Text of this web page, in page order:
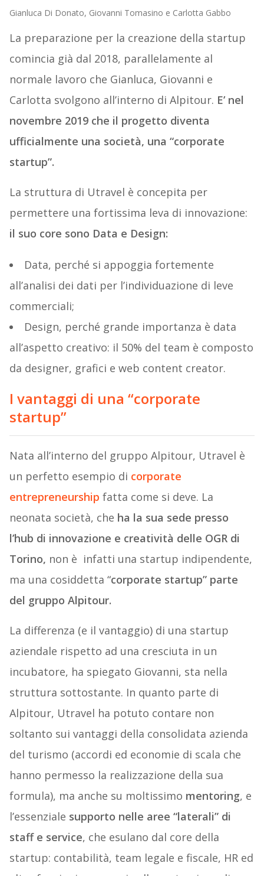
Gianluca Di Donato, Giovanni Tomasino e Carlotta Gabbo
La preparazione per la creazione della startup
comincia già dal 2018, parallelamente al
normale lavoro che Gianluca, Giovanni e
Carlotta svolgono all’interno di Alpitour. E’ nel
novembre 2019 che il progetto diventa
ufficialmente una società, una “corporate
startup”.
La struttura di Utravel è concepita per
permettere una fortissima leva di innovazione:
il suo core sono Data e Design:
Data, perché si appoggia fortemente
all’analisi dei dati per l’individuazione di leve
commerciali;
Design, perché grande importanza è data
all’aspetto creativo: il 50% del team è composto
da designer, grafici e web content creator.
I vantaggi di una “corporate
startup”
Nata all’interno del gruppo Alpitour, Utravel è
un perfetto esempio di corporate
entrepreneurship fatta come si deve. La
neonata società, che ha la sua sede presso
l’hub di innovazione e creatività delle OGR di
Torino, non è infatti una startup indipendente,
ma una cosiddetta “corporate startup” parte
del gruppo Alpitour.
La differenza (e il vantaggio) di una startup
aziendale rispetto ad una cresciuta in un
incubatore, ha spiegato Giovanni, sta nella
struttura sottostante. In quanto parte di
Alpitour, Utravel ha potuto contare non
soltanto sui vantaggi della consolidata azienda
del turismo (accordi ed economie di scala che
hanno permesso la realizzazione della sua
formula), ma anche su moltissimo mentoring, e
l’essenziale supporto nelle aree “laterali” di
staff e service, che esulano dal core della
startup: contabilità, team legale e fiscale, HR ed